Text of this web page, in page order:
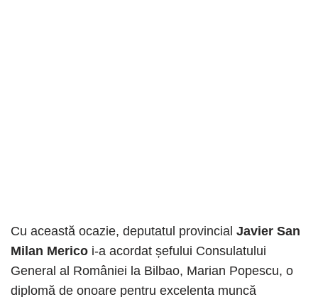
Cu această ocazie, deputatul provincial Javier San
Milan Merico i-a acordat șefului Consulatului
General al României la Bilbao, Marian Popescu, o
diplomă de onoare pentru excelenta muncă